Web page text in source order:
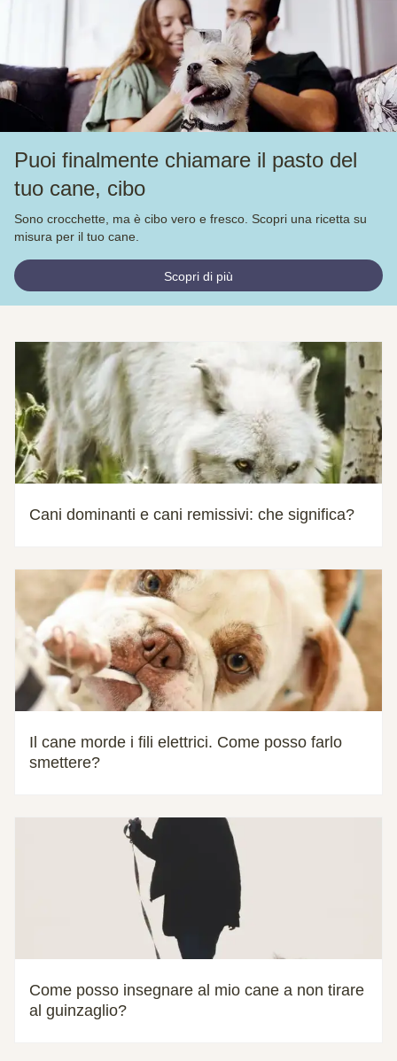
Puoi finalmente chiamare il pasto del
tuo cane, cibo
Sono crocchette, ma è cibo vero e fresco. Scopri una ricetta su
misura per il tuo cane.
Scopri di più
Cani dominanti e cani remissivi: che significa?
Il cane morde i fili elettrici. Come posso farlo
smettere?
Come posso insegnare al mio cane a non tirare
al guinzaglio?